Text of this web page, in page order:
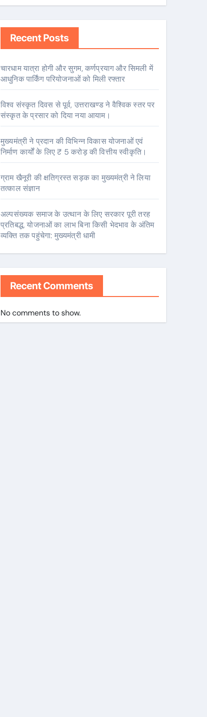
Recent Posts
चारधाम यात्रा होगी और सुगम, कर्णप्रयाग और सिमली में
आधुनिक पार्किंग परियोजनाओं को मिली रफ्तार
विश्व संस्कृत दिवस से पूर्व, उत्तराखण्ड ने वैश्विक स्तर पर
संस्कृत के प्रसार को दिया नया आयाम।
मुख्यमंत्री ने प्रदान की विभिन्न विकास योजनाओं एवं
निर्माण कार्यों के लिए ₹ 5 करोड़ की वित्तीय स्वीकृति।
ग्राम खैनूरी की क्षतिग्रस्त सड़क का मुख्यमंत्री ने लिया
तत्काल संज्ञान
अल्पसंख्यक समाज के उत्थान के लिए सरकार पूरी तरह
प्रतिबद्ध, योजनाओं का लाभ बिना किसी भेदभाव के अंतिम
व्यक्ति तक पहुंचेगा: मुख्यमंत्री धामी
Recent Comments
No comments to show.